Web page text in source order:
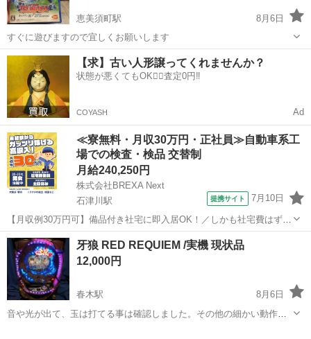
恵美須町駅
8月6日
すぐに遊びますので宜しくお願いします
大阪 大阪市 恵美須町駅 テレビゲーム キャプテン翼
【求】古い人形譲ってくれませんか？
状態が悪くてもOK🙆‍♀️査定0円‼️
COYASH Ad
≪寮無料・月収30万円・正社員≫自動車系工
場での検査・検品 交替制
月給240,250円
株式会社BREXA Next
石津川駅
提携サイト 7月10日
【月収例30万円可】備品付き社宅に即入居OK！／しかも社宅費はずっ
と無料♪／トラクタ本体の製造／資格経験不問★異業種からの転職活躍
中！／赴任旅費会社負担／工場まで無料送迎あり◎《大阪府堺市》 人
気の工場のお仕事 ◇トラクタ...
大阪 堺市 石津川駅 その他
牙狼 RED REQUIEM /実機 現状品
12,000円
春木駅
8月6日
音や光が出て、玉は打てる事は確認しました。その他の細かい動作確